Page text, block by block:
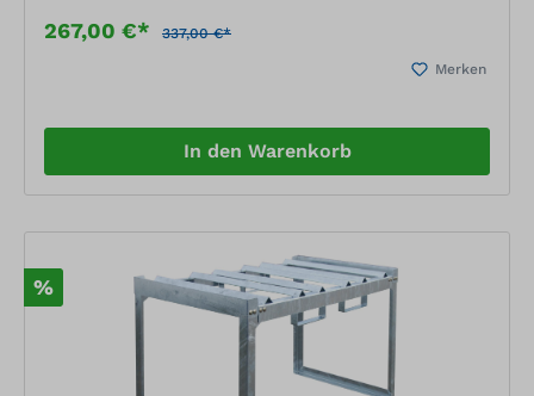
Übereinstimmungserklärung (ÜHP) gem. StawaR
267,00 €* 337,00 €*
Merken
In den Warenkorb
%